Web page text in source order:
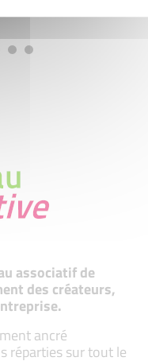
associatif de
des créateurs,
ancré
réparties sur tout le